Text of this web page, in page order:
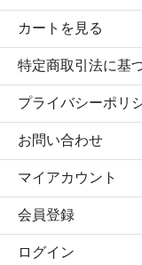
カートを見る
特定商取引法に基
プライバシーポリ
お問い合わせ
マイアカウント
会員登録
ログイン